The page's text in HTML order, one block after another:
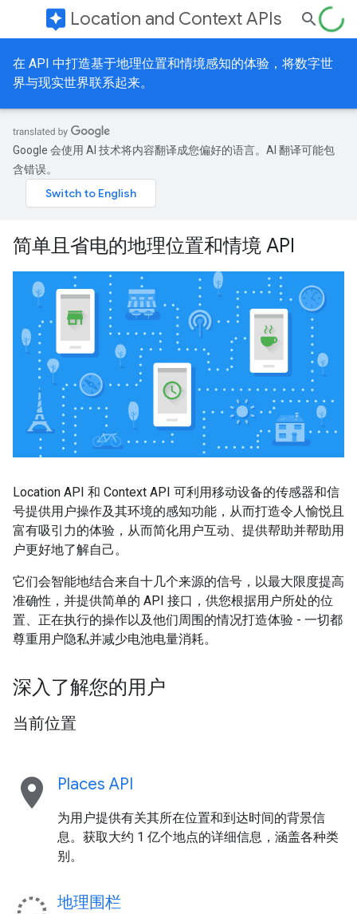
assistant Location and Context APIs
在 API 中打造基于地理位置和情境感知的体验，将数字世
界与现实世界联系起来。
Google 会使用 AI 技术将内容翻译成您偏好的语言。AI 翻译可能包
含错误。
简单且省电的地理位置和情境 API
Location API 和 Context API 可利用移动设备的传感器和信
号提供用户操作及其环境的感知功能，从而打造令人愉悦且
富有吸引力的体验，从而简化用户互动、提供帮助并帮助用
户更好地了解自己。
它们会智能地结合来自十几个来源的信号，以最大限度提高
准确性，并提供简单的 API 接口，供您根据用户所处的位
置、正在执行的操作以及他们周围的情况打造体验 - 一切都
尊重用户隐私并减少电池电量消耗。
深入了解您的用户
当前位置
location_on Places API
为用户提供有关其所在位置和到达时间的背景信
息。获取大约 1 亿个地点的详细信息，涵盖各种类
别。
地理围栏